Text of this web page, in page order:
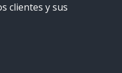
clientes y sus